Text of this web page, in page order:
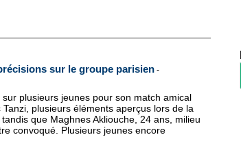
sur le groupe parisien -
plusieurs jeunes pour son match amical
plusieurs éléments aperçus lors de la
que Maghnes Akliouche, 24 ans, milieu
convoqué. Plusieurs jeunes encore